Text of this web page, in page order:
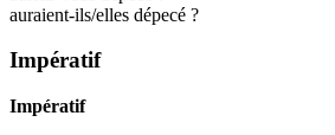
auraient-ils/elles dépecé ?
Impératif
Impératif